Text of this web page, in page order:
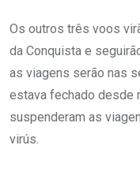
Os outros três voos
da Conquista e
as viagens serão nas
estava fechado desde
suspenderam as
virús.